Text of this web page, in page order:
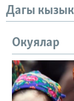
Дагы
Окуялар